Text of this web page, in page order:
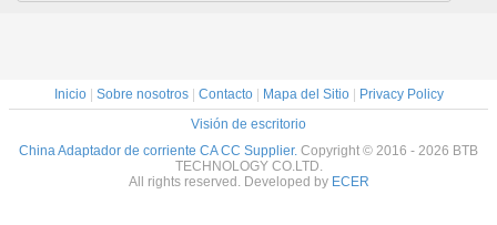
Inicio| Sobre nosotros| Contacto| Mapa del Sitio|
Privacy Policy
Visión de escritorio
China Adaptador de corriente CA CC Supplier. Copyright © 2016 - 2026 BTB
TECHNOLOGY CO.LTD.
All rights reserved. Developed by ECER